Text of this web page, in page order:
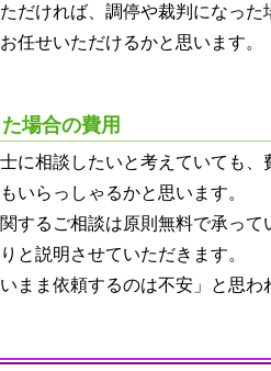
だければ、調停や裁判になっ
任せいただけるかと思います。
場合の費用
に相談したいと考えていても
いらっしゃるかと思います。
するご相談は原則無料で承っ
と説明させていただきます。
いまま依頼するのは不安」と思